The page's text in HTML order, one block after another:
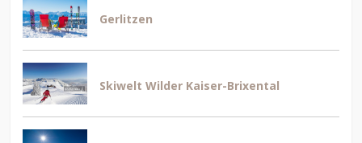
Gerlitzen
Skiwelt Wilder Kaiser-Brixental